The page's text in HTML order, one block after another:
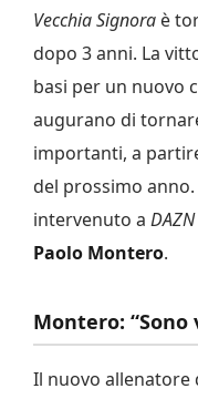
Vecchia Signora è
dopo 3 anni. La
basi per un nuovo
augurano di
importanti, a
del prossimo
intervenuto a DAZN
Paolo Montero.
Montero:
Il nuovo allenatore